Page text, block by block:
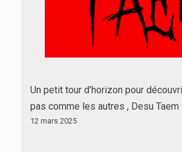
Un petit tour d’horizon pour
pas comme les autres , Desu Taem
12 mars 2025